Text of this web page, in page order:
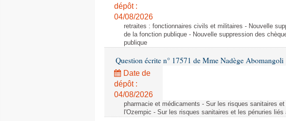
dépôt :
04/08/2026
retraites : fonctionnaires civils et militaires - Nouvelle
de la fonction publique - Nouvelle suppression des
publique
Question écrite n° 17571 de Mme Nadège Abomangoli
Date de
dépôt :
04/08/2026
pharmacie et médicaments - Sur les risques sanitaires
l'Ozempic - Sur les risques sanitaires et les pénuries